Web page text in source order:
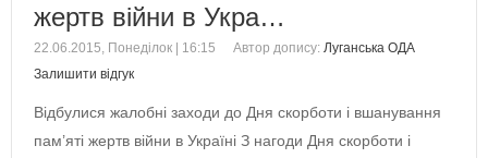
жертв війни в Укра…
22.06.2015, Понеділок | 16:15 Автор допису: Луганська ОДА
Залишити відгук
Відбулися жалобні заходи до Дня скорботи і вшанування
пам’яті жертв війни в Україні З нагоди Дня скорботи і